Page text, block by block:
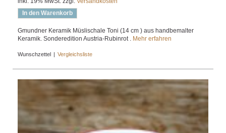
In den Warenkorb
Gmundner Keramik Müslischale Toni (14 cm ) aus handbemalter
Keramik. Sonderedition Austria-Rubinrot . Mehr erfahren
Wunschzettel | Vergleichsliste